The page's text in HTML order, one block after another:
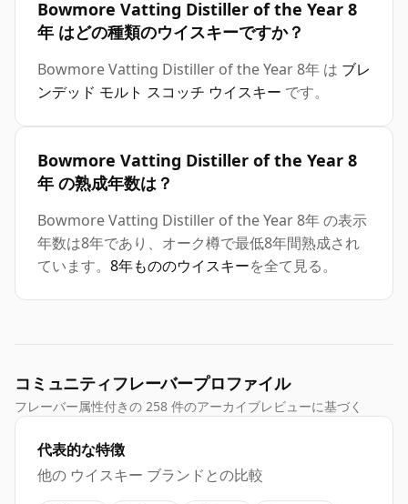
Bowmore Vatting Distiller of the Year 8
年 はどの種類のウイスキーですか？
Bowmore Vatting Distiller of the Year 8年 は ブレ
ンデッド モルト スコッチ ウイスキー です。
Bowmore Vatting Distiller of the Year 8
年 の熟成年数は？
Bowmore Vatting Distiller of the Year 8年 の表示
年数は8年であり、オーク樽で最低8年間熟成され
ています。 8年もののウイスキーを全て見る。
コミュニティフレーバープロファイル
フレーバー属性付きの 258 件のアーカイブレビューに基づく
代表的な特徴
他の ウイスキー ブランドとの比較